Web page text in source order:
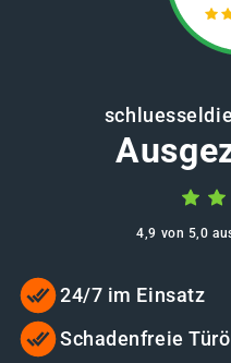
4,9 von 5,0
24/7 im Einsatz
Schadenfreie